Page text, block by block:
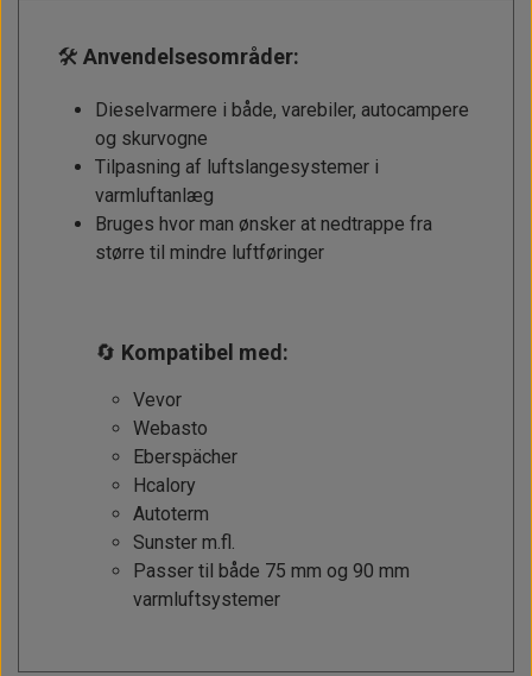
🛠️ Anvendelsesområder:
Dieselvarmere i både, varebiler, autocampere
og skurvogne
Tilpasning af luftslangesystemer i
varmluftanlæg
Bruges hvor man ønsker at nedtrappe fra
større til mindre luftføringer
🔄 Kompatibel med:
Vevor
Webasto
Eberspächer
Hcalory
Autoterm
Sunster m.fl.
Passer til både 75 mm og 90 mm
varmluftsystemer